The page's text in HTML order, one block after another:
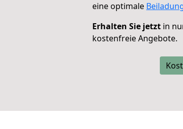
eine optimale
Erhalten Sie jetzt in
kostenfreie Angebote.